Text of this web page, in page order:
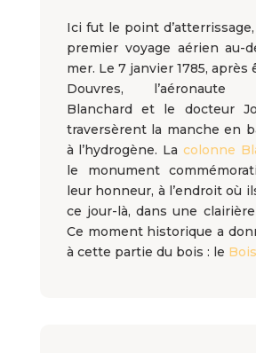
Ici fut le point d’atterrissage,
premier voyage aérien au-
mer. Le 7 janvier 1785, après
Douvres, l’aéronaute
Blanchard et le docteur
traversèrent la manche en
à l’hydrogène. La colonne
le monument
leur honneur, à l’endroit où
ce jour-là, dans une
Ce moment historique a
à cette partie du bois : le